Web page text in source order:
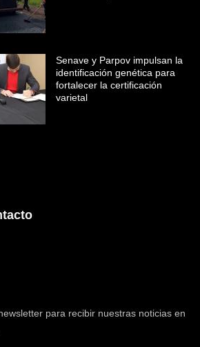
Senave y Parpov impulsan la
identificación genética para
fortalecer la certificación
varietal
para recibir nuestras noticias en